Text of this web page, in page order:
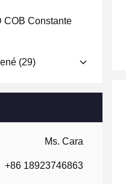
COB Constante
(29)
Ms. Cara
+86 18923746863